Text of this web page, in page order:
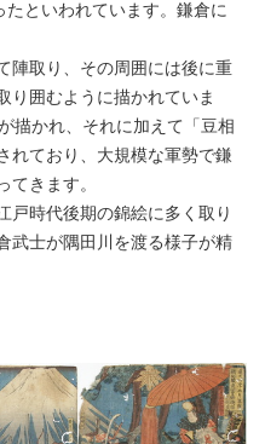
といわれています。鎌倉に
陣取り、その周囲には後に重
り囲むように描かれていま
描かれ、それに加えて「豆相
れており、大規模な軍勢で鎌
てきます。
時代後期の錦絵に多く取り
武士が隅田川を渡る様子が精